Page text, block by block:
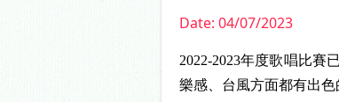
Date: 04/07/2023
2022-2023年度歌唱比賽
樂感、台風方面都有出